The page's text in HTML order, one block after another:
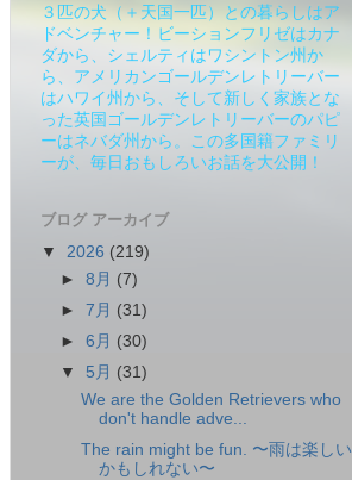
３匹の犬（＋天国一匹）との暮らしはア
ドベンチャー！ビーションフリゼはカナ
ダから、シェルティはワシントン州か
ら、アメリカンゴールデンレトリーバー
はハワイ州から、そして新しく家族とな
った英国ゴールデンレトリーバーのパピ
ーはネバダ州から。この多国籍ファミリ
ーが、毎日おもしろいお話を大公開！
ブログ アーカイブ
▼ 2026 (219)
►8月 (7)
►7月 (31)
►6月 (30)
▼ 5月 (31)
We are the Golden Retrievers who
don't handle adve...
The rain might be fun. 〜雨は楽しい
かもしれない〜